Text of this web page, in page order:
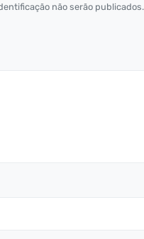
não serão publicados.